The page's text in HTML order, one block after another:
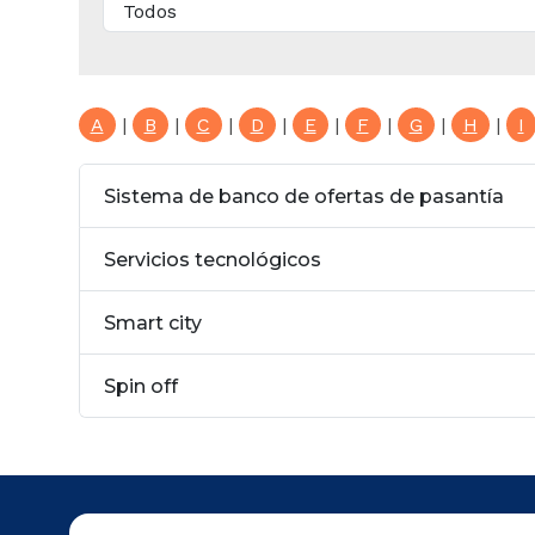
A | B | C | D | E | F | G | H | I
Sistema de banco de ofertas de pasantía
Servicios tecnológicos
Smart city
Spin off